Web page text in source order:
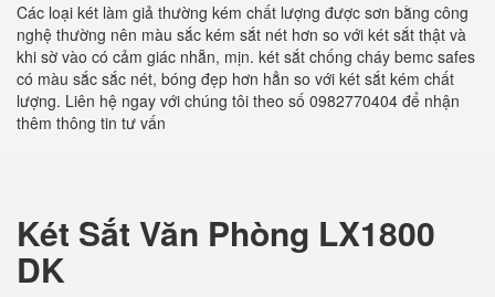
Các loại két làm giả thường kém chất lượng được sơn bằng công
nghệ thường nên màu sắc kém sắt nét hơn so với két sắt thật và
khi sờ vào có cảm giác nhẵn, mịn. két sắt chống cháy bemc safes
có màu sắc sắc nét, bóng đẹp hơn hẳn so với két sắt kém chất
lượng. Liên hệ ngay với chúng tôi theo số 0982770404 để nhận
thêm thông tin tư vấn
Két Sắt Văn Phòng LX1800
DK